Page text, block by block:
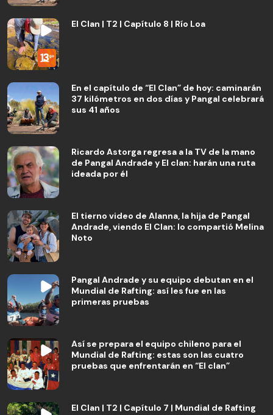
El Clan | T2 | Capítulo 8 | Río Loa
En el capítulo de “El Clan” de hoy: caminarán
37 kilómetros en dos días y Pangal celebrará
sus 41 años
Ricardo Astorga regresa a la TV de la mano
de Pangal Andrade y El clan: harán una ruta
ideada por él
El tierno video de Alanna, la hija de Pangal
Andrade, viendo El Clan: lo compartió Melina
Noto
Pangal Andrade y su equipo debutan en el
Mundial de Rafting: así les fue en las
primeras pruebas
Así se prepara el equipo chileno para el
Mundial de Rafting: estas son las cuatro
pruebas que enfrentarán en “El clan”
El Clan | T2 | Capítulo 7 | Mundial de Rafting